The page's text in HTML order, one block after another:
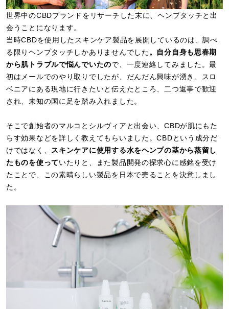
世界中のCBDブランドをリサーチした末に、ヘンプタッチと出
会うことになります。
当時CBDを使用したスキンケア製品を展開しているのは、調べ
る限りヘンプタッチしかありませんでした。自分自身も思春期
から肌トラブルで悩んでいたので、一度連絡してみました。最
初はメールでのやり取りでしたが、だんだん興味が湧き、スロ
ベニアにある現地に行きたいと伝えたところ、二つ返事で歓迎
され、未知の国に足を踏み入れました。
そこで創始者のマルコとシルヴィアと出会い、CBDが肌にもた
らす効果などを詳しく教えてもらいました。CBDという成分だ
けではなく、
スキンケアに使用する水をヘンプの茎から蒸留し
たものを使っていたりと、また製品開発の探求心に感銘を受け
たことで、この素晴らしい製品を日本で売ることを決意しまし
た。